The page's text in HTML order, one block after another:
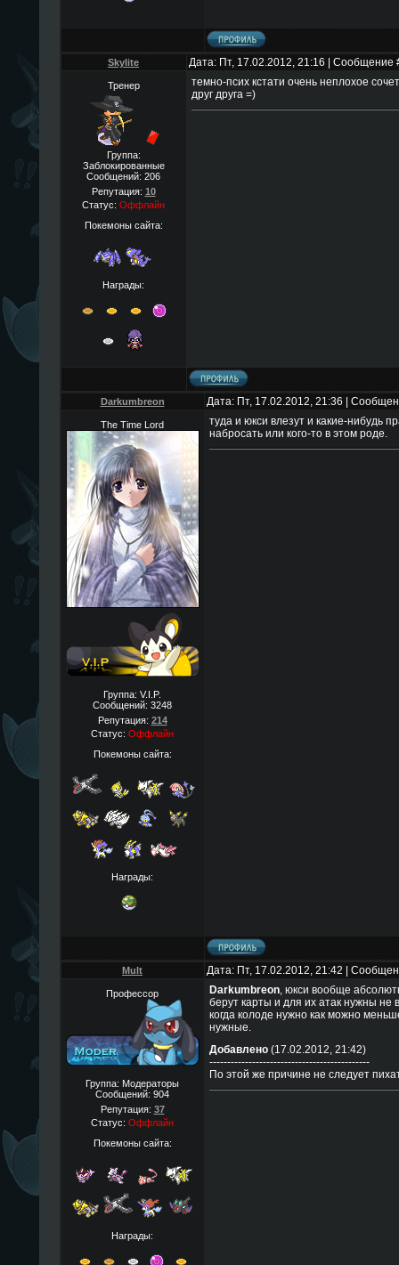
Skylite Дата: Пт, 17.02.2012, 21:16 | Сообщение
Тренер
Группа:
Заблокированные
Сообщений: 206
Репутация: 10
Статус: Оффлайн
Покемоны сайта:
Награды:
темно-псих кстати очень неплохое
друг друга =)
Darkumbreon Дата: Пт, 17.02.2012, 21:36 |
The Time Lord
Группа: V.I.P.
Сообщений: 3248
Репутация: 214
Статус: Оффлайн
Покемоны сайта:
Награды:
туда и юкси влезут и какие-нибудь
набросать или кого-то в этом роде.
Mult Дата: Пт, 17.02.2012, 21:42 |
Профессор
Группа: Модераторы
Сообщений: 904
Репутация: 37
Статус: Оффлайн
Покемоны сайта:
Награды:
Darkumbreon, юкси вообще
берут карты и для их атак нужны не
когда колоде нужно как можно
нужные.
Добавлено(17.02.2012, 21:42)
---------------------------------------------
По этой же причине не следует